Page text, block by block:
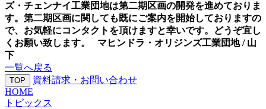
ズ・チェンナイ工業団地は第二期区画の開発を進めておりま
す。第二期区画に関しても既にご案内を開始しておりますの
で、お気軽にコンタクトを頂けますと幸いです。どうぞ宜し
くお願い致します。
マヒンドラ・オリジンズ工業団地 / 山
下
一覧へ戻る
TOP
資料請求・お問い合わせ
HOME
トピックス